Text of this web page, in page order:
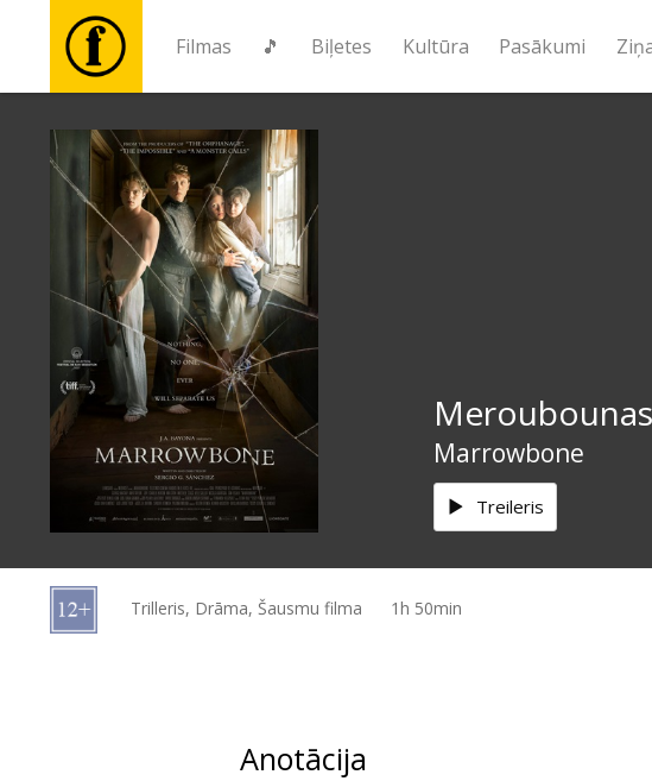
Filmas 🎵 Biļetes Kultūra Pasākumi
Filmas
🎵
Biļetes
Kultūra
Pasākumi
kartes
Marrowbone
Treileris
Trilleris, Drāma, Šausmu filma 1h 50min
Anotācija